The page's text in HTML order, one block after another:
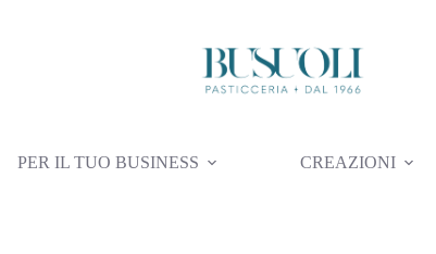
PER IL TUO BUSINESS CREAZIONI